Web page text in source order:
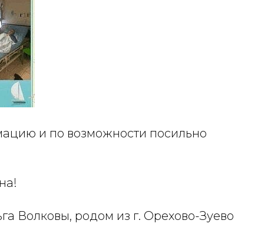
и по возможности посильно
Волковы, родом из г. Орехово-Зуево